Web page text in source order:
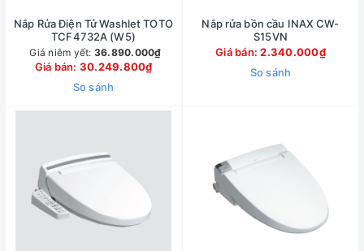
Nắp Rửa Điện Tử Washlet TOTO
TCF4732A (W5)
Giá niêm yết: 36.890.000₫
Giá bán: 30.249.800₫
So sánh
Nắp rửa bồn cầu INAX CW-
S15VN
Giá bán:2.340.000₫
So sánh